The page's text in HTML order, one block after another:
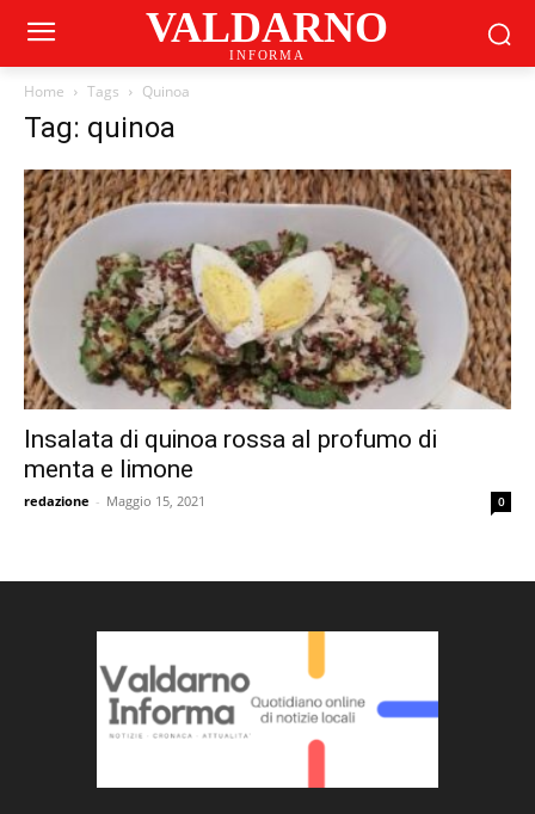
VALDARNO
INFORMA
Home Tags Quinoa
Tag: quinoa
Insalata di quinoa rossa al profumo di
menta e limone
redazione - Maggio 15, 2021 0